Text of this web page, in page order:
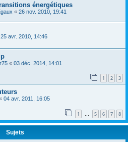
énergétiques
« 26 nov. 2010, 19:41
25 avr. 2010, 14:46
« 03 déc. 2014, 14:01
1 2 3
04 avr. 2011, 16:05
1 … 5 6 7 8
Sujets